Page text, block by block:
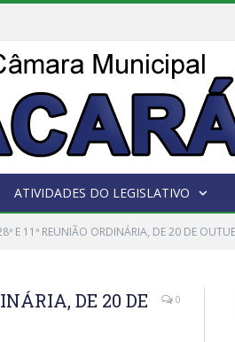
ATIVIDADES DO LEGISLATIVO
E 11ª REUNIÃO ORDINÁRIA, DE 20 DE
DE 20 DE
0